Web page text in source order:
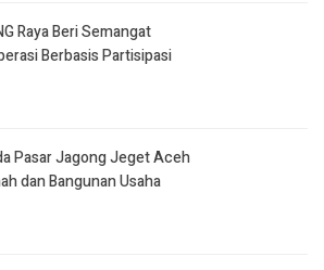
Raya Beri Semangat
Berbasis Partisipasi
Pasar Jagong Jeget Aceh
dan Bangunan Usaha